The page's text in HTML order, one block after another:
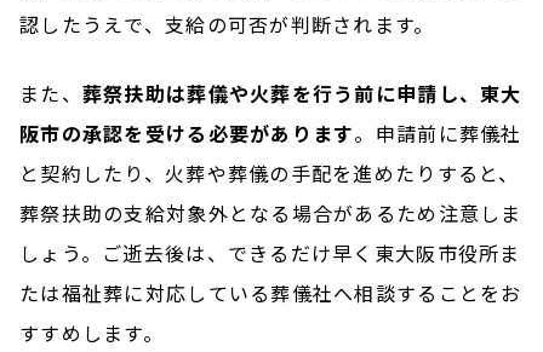
認したうえで、支給の可否が判断されます。
また、 葬祭扶助は葬儀や火葬を行う前に申請し、東大
阪市の承認を受ける必要があります。申請前に葬儀社
と契約したり、火葬や葬儀の手配を進めたりすると、
葬祭扶助の支給対象外となる場合があるため注意しま
しょう。ご逝去後は、できるだけ早く東大阪市役所ま
たは福祉葬に対応している葬儀社へ相談することをお
すすめします。